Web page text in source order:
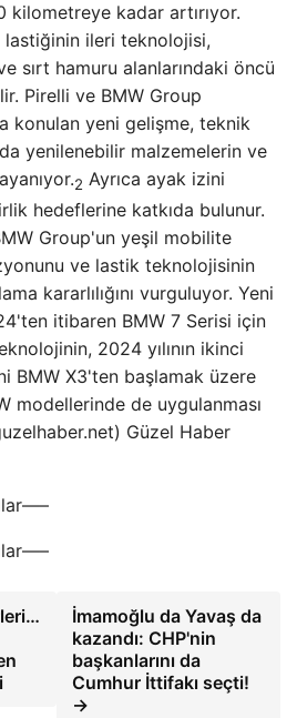
kilometreye kadar artırıyor.
ileri teknolojisi,
sırt hamuru alanlarındaki öncü
Pirelli ve BMW Group
konulan yeni gelişme, teknik
yenilenebilir malzemelerin ve
2 Ayrıca ayak izini
hedeflerine katkıda bulunur.
Group'un yeşil mobilite
ve lastik teknolojisinin
kararlılığını vurguluyor. Yeni
itibaren BMW 7 Serisi için
2024 yılının ikinci
BMW X3'ten başlamak üzere
modellerinde de uygulanması
Güzel Haber
İmamoğlu da Yavaş da
kazandı: CHP'nin
başkanlarını da
Cumhur İttifakı seçti!
→